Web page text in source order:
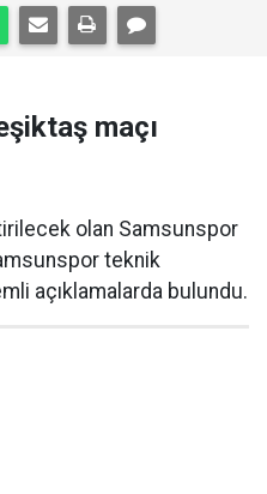
maçı
olan Samsunspor
teknik
açıklamalarda bulundu.